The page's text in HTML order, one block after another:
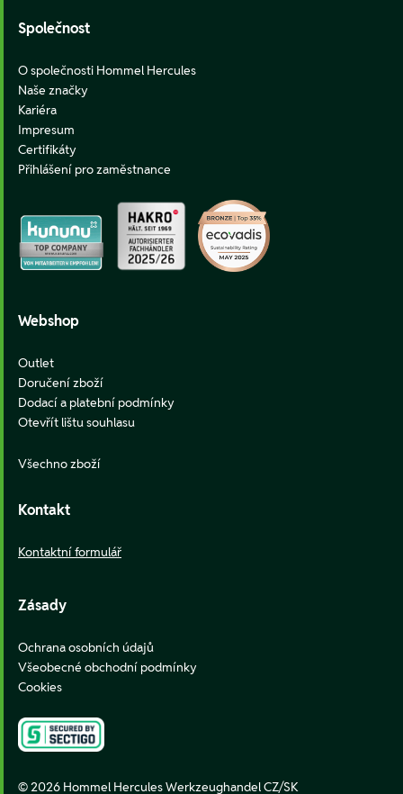
Společnost
O společnosti Hommel Hercules
Naše značky
Kariéra
Impresum
Certifikáty
Přihlášení pro zaměstnance
Webshop
Outlet
Doručení zboží
Dodací a platební podmínky
Otevřít lištu souhlasu
Všechno zboží
Kontakt
Kontaktní formulář
Zásady
Ochrana osobních údajů
Všeobecné obchodní podmínky
Cookies
© 2026 Hommel Hercules Werkzeughandel CZ/SK